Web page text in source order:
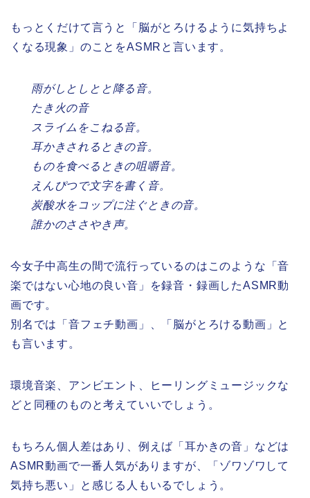
もっとくだけて言うと「脳がとろけるように気持ちよ
くなる現象」のことをASMRと言います。
雨がしとしとと降る音。
たき火の音
スライムをこねる音。
耳かきされるときの音。
ものを食べるときの咀嚼音。
えんぴつで文字を書く音。
炭酸水をコップに注ぐときの音。
誰かのささやき声。
今女子中高生の間で流行っているのはこのような「音
楽ではない心地の良い音」を録音・録画したASMR動
画です。
別名では「音フェチ動画」、「脳がとろける動画」と
も言います。
環境音楽、アンビエント、ヒーリングミュージックな
どと同種のものと考えていいでしょう。
もちろん個人差はあり、例えば「耳かきの音」などは
ASMR動画で一番人気がありますが、「ゾワゾワして
気持ち悪い」と感じる人もいるでしょう。